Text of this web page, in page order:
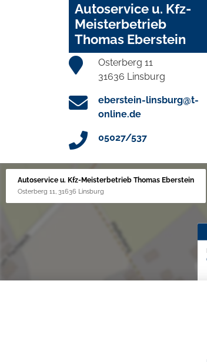
Autoservice u. Kfz-
Meisterbetrieb
Thomas Eberstein
Osterberg 11
31636 Linsburg
eberstein-linsburg@t-
online.de
05027/537
Autoservice u. Kfz-Meisterbetrieb Thomas Eberstein
Osterberg 11, 31636 Linsburg